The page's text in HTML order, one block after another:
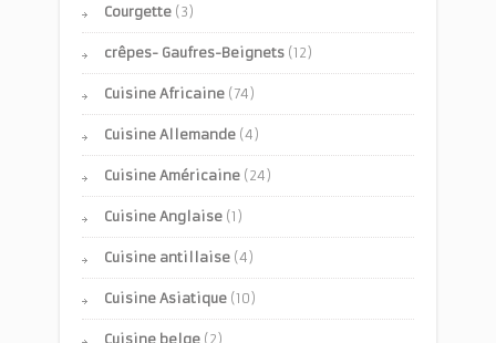
Courgette (3)
crêpes- Gaufres-Beignets (12)
Cuisine Africaine (74)
Cuisine Allemande (4)
Cuisine Américaine (24)
Cuisine Anglaise (1)
Cuisine antillaise (4)
Cuisine Asiatique (10)
Cuisine belge (2)